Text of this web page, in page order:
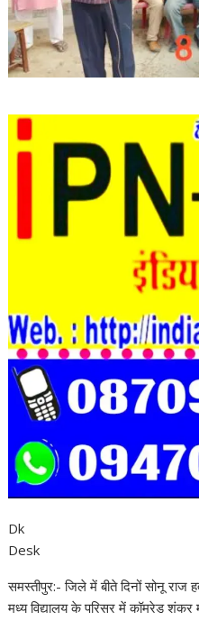
Dk
Desk
समस्तीपुर:- जिले में बीते दिनों सोनू राज
मध्य विद्यालय के परिसर में कॉमरेड शंकर